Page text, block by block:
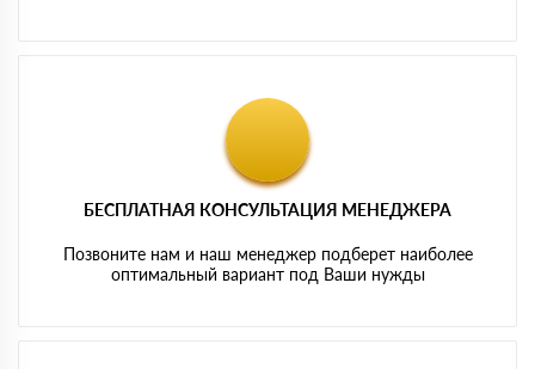
БЕСПЛАТНАЯ КОНСУЛЬТАЦИЯ МЕНЕДЖЕРА
Позвоните нам и наш менеджер подберет наиболее
оптимальный вариант под Ваши нужды